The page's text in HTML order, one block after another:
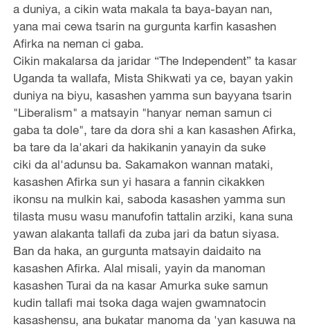
a duniya, a cikin wata makala ta baya-bayan nan,
yana mai cewa tsarin na gurgunta karfin kasashen
Afirka na neman ci gaba.
Cikin makalarsa da jaridar “The Independent” ta kasar
Uganda ta wallafa, Mista Shikwati ya ce, bayan yakin
duniya na biyu, kasashen yamma sun bayyana tsarin
"Liberalism" a matsayin "hanyar neman samun ci
gaba ta dole", tare da dora shi a kan kasashen Afirka,
ba tare da la'akari da hakikanin yanayin da suke
ciki da al'adunsu ba. Sakamakon wannan mataki,
kasashen Afirka sun yi hasara a fannin cikakken
ikonsu na mulkin kai, saboda kasashen yamma sun
tilasta musu wasu manufofin tattalin arziki, kana suna
yawan alakanta tallafi da zuba jari da batun siyasa.
Ban da haka, an gurgunta matsayin daidaito na
kasashen Afirka. Alal misali, yayin da manoman
kasashen Turai da na kasar Amurka suke samun
kudin tallafi mai tsoka daga wajen gwamnatocin
kasashensu, ana bukatar manoma da 'yan kasuwa na